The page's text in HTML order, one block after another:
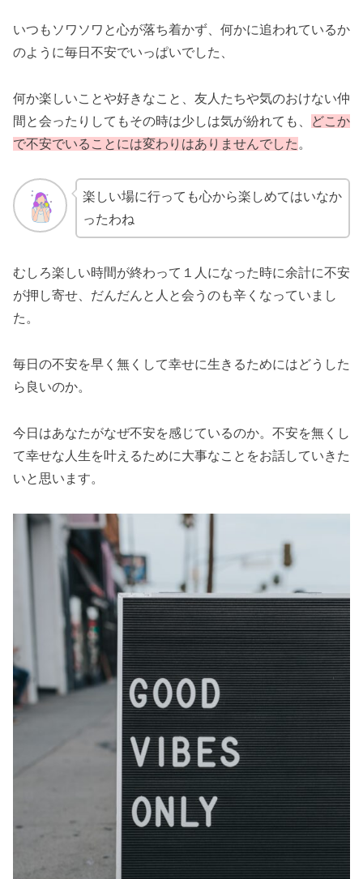
いつもソワソワと心が落ち着かず、何かに追われているか
のように毎日不安でいっぱいでした、
何か楽しいことや好きなこと、友人たちや気のおけない仲
間と会ったりしてもその時は少しは気が紛れても、
どこか
で不安でいることには変わりはありませんでした 。
楽しい場に行っても心から楽しめてはいなか
ったわね
むしろ楽しい時間が終わって１人になった時に余計に不安
が押し寄せ、だんだんと人と会うのも辛くなっていまし
た。
毎日の不安を早く無くして幸せに生きるためにはどうした
ら良いのか。
今日はあなたがなぜ不安を感じているのか。不安を無くし
て幸せな人生を叶えるために大事なことをお話していきた
いと思います。